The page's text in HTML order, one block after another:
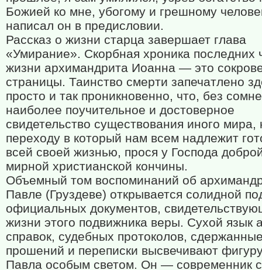
Божией ко мне, убогому и грешному
написал он в предисловии.
Рассказ о жизни старца завершает глава
«Умирание». Скорбная хроника последних
жизни архимандрита Иоанна — это
страницы. Таинство смерти запечатлено
просто и так проникновенно, что, без
наиболее поучительное и достоверное
свидетельство существования иного мира,
переходу в который нам всем надлежит
всей своей жизнью, прося у Господа
мирной христианской кончины.
Объемный том воспоминаний об
Павле (Груздеве) открывается солидной
официальных документов,
жизни этого подвижника веры. Сухой язык
справок, судебных протоколов,
прошений и переписки высвечивают
Павла особым светом. Он — современник